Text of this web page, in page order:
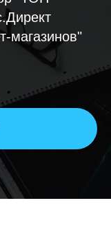
магазинов"